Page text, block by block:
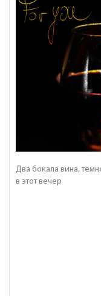
Два бокала вина,
в этот вечер